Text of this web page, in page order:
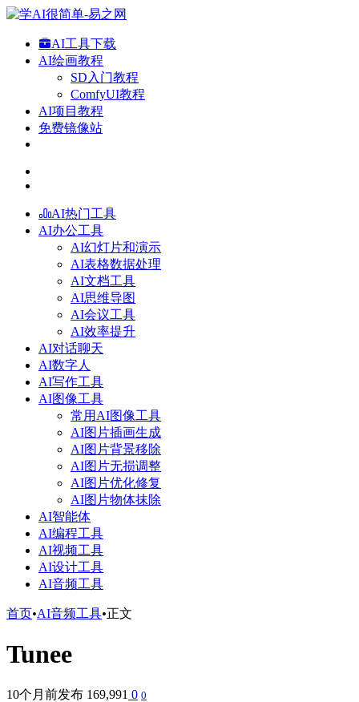
AI工具下载
AI绘画教程
SD入门教程
ComfyUI教程
AI项目教程
免费镜像站
AI热门工具
AI办公工具
AI幻灯片和演示
AI表格数据处理
AI文档工具
AI思维导图
AI会议工具
AI效率提升
AI对话聊天
AI数字人
AI写作工具
AI图像工具
常用AI图像工具
AI图片插画生成
AI图片背景移除
AI图片无损调整
AI图片优化修复
AI图片物体抹除
AI智能体
AI编程工具
AI视频工具
AI设计工具
AI音频工具
首页•AI音频工具•正文
Tunee
10个月前发布 169,991 0 0